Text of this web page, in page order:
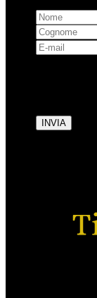
dei dati
INVIA